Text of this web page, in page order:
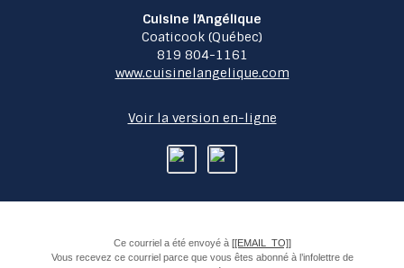
Cuisine l’Angélique
Coaticook (Québec)
819 804-1161
www.cuisinelangelique.com
Voir la version en-ligne
Ce courriel a été envoyé à [[EMAIL_TO]]
Vous recevez ce courriel parce que vous êtes abonné à l’infolettre de